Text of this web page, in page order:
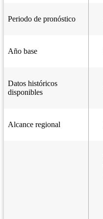
Periodo de pronóstico
Año base
Datos históricos
disponibles
Alcance regional